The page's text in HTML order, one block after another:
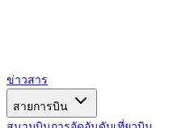
ข่าวสาร
สายการบิน